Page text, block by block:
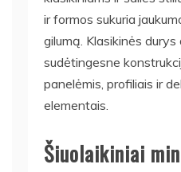
ir formos sukuria
gilumą. Klasikinės
sudėtingesne
panelėmis, profiliais ir
elementais.
Šiuolaikiniai